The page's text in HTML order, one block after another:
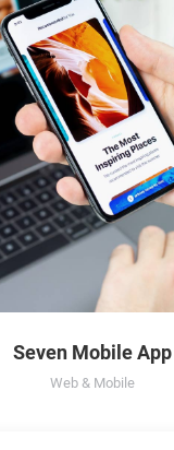
Seven Mobile App
Web & Mobile